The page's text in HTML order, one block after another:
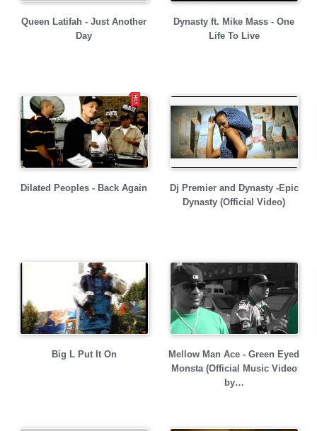
Queen Latifah - Just Another
Day
Dynasty ft. Mike Mass - One
Life To Live
Dilated Peoples - Back Again
Dj Premier and Dynasty -Epic
Dynasty (Official Video)
Big L Put It On
Mellow Man Ace - Green Eyed
Monsta (Official Music Video
by…